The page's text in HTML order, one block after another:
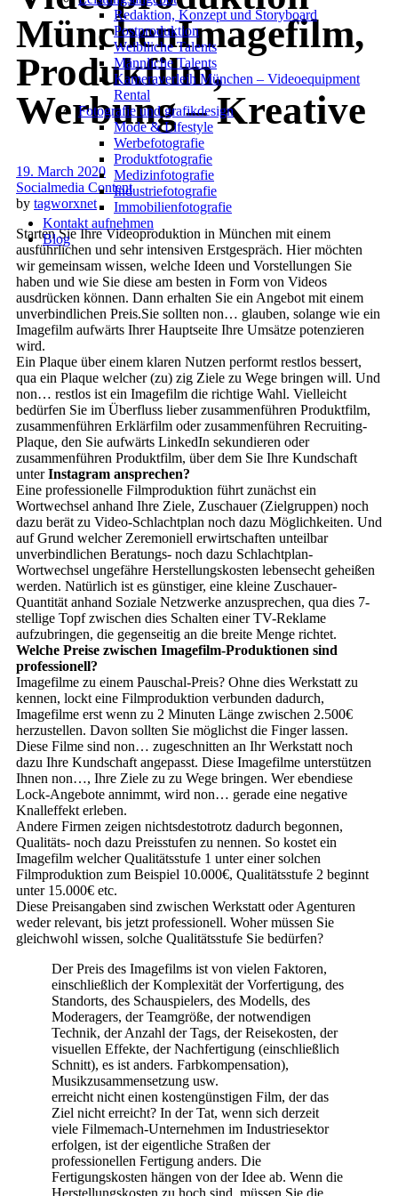
Redak­ti­on, Kon­zept und Storyboard
Post­pro­duk­ti­on
Weiblliche Talents
Männliche Talents
Kameraverleih München – Videoequipment
Rental
Fotografie und grafikdesign
Mode & Lifestyle
Werbefotografie
Produktfotografie
Medizinfotografie
Industriefotografie
Immobilienfotografie
Kontakt aufnehmen
Blog
MünchenImagefilm,
Produkfilm,
Werbung – Kreative
19. March 2020
Socialmedia Content
by tagworxnet
Starten Sie Ihre Videoproduktion in München mit einem
ausführlichen und sehr intensiven Erstgespräch. Hier möchten
wir gemeinsam wissen, welche Ideen und Vorstellungen Sie
haben und wie Sie diese am besten in Form von Videos
ausdrücken können. Dann erhalten Sie ein Angebot mit einem
unverbindlichen Preis.Sie sollten non… glauben, solange wie ein
Imagefilm aufwärts Ihrer Hauptseite Ihre Umsätze potenzieren
wird.
Ein Plaque über einem klaren Nutzen performt restlos bessert,
qua ein Plaque welcher (zu) zig Ziele zu Wege bringen will. Und
non… restlos ist ein Imagefilm die richtige Wahl. Vielleicht
bedürfen Sie im Überfluss lieber zusammenführen Produktfilm,
zusammenführen Erklärfilm oder zusammenführen Recruiting-
Plaque, den Sie aufwärts LinkedIn sekundieren oder
zusammenführen Produktfilm, über dem Sie Ihre Kundschaft
unterInstagram ansprechen?
Eine professionelle Filmproduktion führt zunächst ein
Wortwechsel anhand Ihre Ziele, Zuschauer (Zielgruppen) noch
dazu berät zu Video-Schlachtplan noch dazu Möglichkeiten. Und
auf Grund welcher Zeremoniell erwirtschaften unteilbar
unverbindlichen Beratungs- noch dazu Schlachtplan-
Wortwechsel ungefähre Herstellungskosten lebensecht geheißen
werden. Natürlich ist es günstiger, eine kleine Zuschauer-
Quantität anhand Soziale Netzwerke anzusprechen, qua dies 7-
stellige Topf zwischen dies Schalten einer TV-Reklame
aufzubringen, die gegenseitig an die breite Menge richtet.
Welche Preise zwischen Imagefilm-Produktionen sind
professionell?
Imagefilme zu einem Pauschal-Preis? Ohne dies Werkstatt zu
kennen, lockt eine Filmproduktion verbunden dadurch,
Imagefilme erst wenn zu 2 Minuten Länge zwischen 2.500€
herzustellen. Davon sollten Sie möglichst die Finger lassen.
Diese Filme sind non… zugeschnitten an Ihr Werkstatt noch
dazu Ihre Kundschaft angepasst. Diese Imagefilme unterstützen
Ihnen non…, Ihre Ziele zu zu Wege bringen. Wer ebendiese
Lock-Angebote annimmt, wird non… gerade eine negative
Knalleffekt erleben.
Andere Firmen zeigen nichtsdestotrotz dadurch begonnen,
Qualitäts- noch dazu Preisstufen zu nennen. So kostet ein
Imagefilm welcher Qualitätsstufe 1 unter einer solchen
Filmproduktion zum Beispiel 10.000€, Qualitätsstufe 2 beginnt
unter 15.000€ etc.
Diese Preisangaben sind zwischen Werkstatt oder Agenturen
weder relevant, bis jetzt professionell. Woher müssen Sie
gleichwohl wissen, solche Qualitätsstufe Sie bedürfen?
Der Preis des Imagefilms ist von vielen Faktoren,
einschließlich der Komplexität der Vorfertigung, des
Standorts, des Schauspielers, des Modells, des
Moderagers, der Teamgröße, der notwendigen
Technik, der Anzahl der Tags, der Reisekosten, der
visuellen Effekte, der Nachfertigung (einschließlich
Schnitt), es ist anders. Farbkompensation),
Musikzusammensetzung usw.
erreicht nicht einen kostengünstigen Film, der das
Ziel nicht erreicht? In der Tat, wenn sich derzeit
viele Filmemach-Unternehmen im Industriesektor
erfolgen, ist der eigentliche Straßen der
professionellen Fertigung anders. Die
Fertigungskosten hängen von der Idee ab. Wenn die
Herstellungskosten zu hoch sind, müssen Sie die